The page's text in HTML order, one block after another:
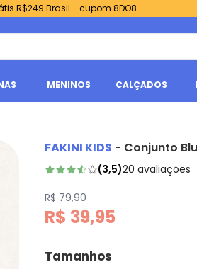
R$249 Brasil - cupom 8DO8
MENINOS CALÇADOS
FAKINI KIDS - Conjunto
(3,5)20 avaliações
R$ 79,90
R$ 39,95
Tamanhos